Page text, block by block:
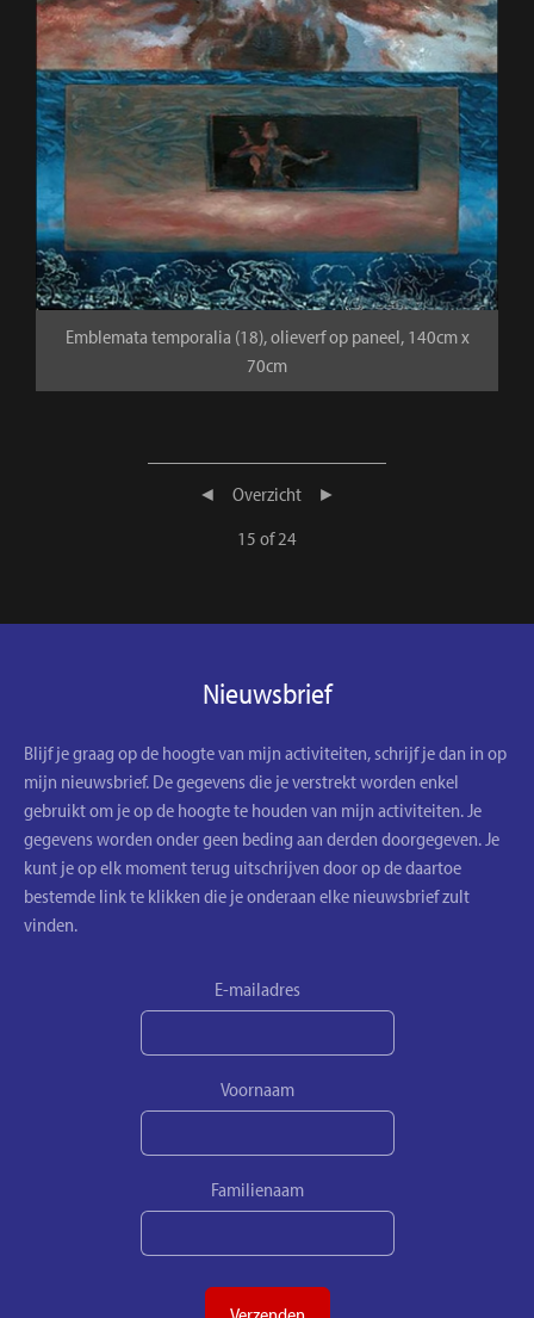
Emblemata temporalia (18), olieverf op paneel, 140cm x
70cm
◄ Overzicht
►
15 of 24
Nieuwsbrief
Blijf je graag op de hoogte van mijn activiteiten, schrijf je dan in op
mijn nieuwsbrief. De gegevens die je verstrekt worden enkel
gebruikt om je op de hoogte te houden van mijn activiteiten. Je
gegevens worden onder geen beding aan derden doorgegeven. Je
kunt je op elk moment terug uitschrijven door op de daartoe
bestemde link te klikken die je onderaan elke nieuwsbrief zult
vinden.
E-mailadres
Voornaam
Familienaam